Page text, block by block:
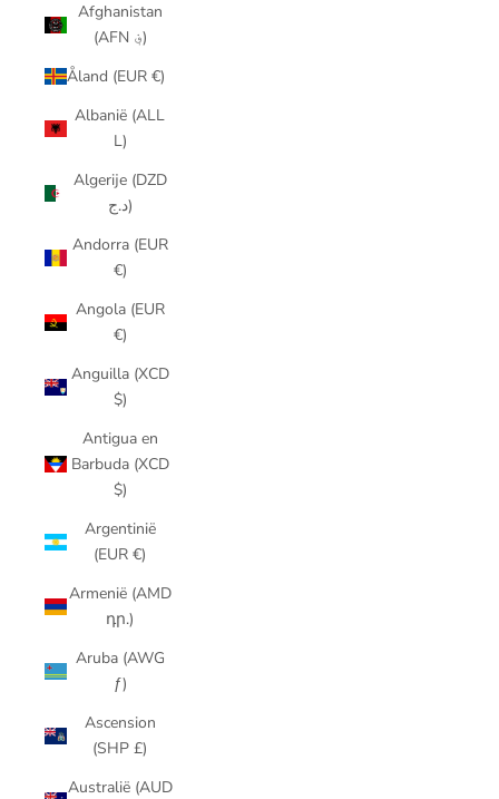
Afghanistan
(AFN ؋)
Åland (EUR €)
Albanië (ALL
L)
Algerije (DZD
د.ج)
Andorra (EUR
€)
Angola (EUR
€)
Anguilla (XCD
$)
Antigua en
Barbuda (XCD
$)
Argentinië
(EUR €)
Armenië (AMD
դր.)
Aruba (AWG
ƒ)
Ascension
(SHP £)
Australië (AUD